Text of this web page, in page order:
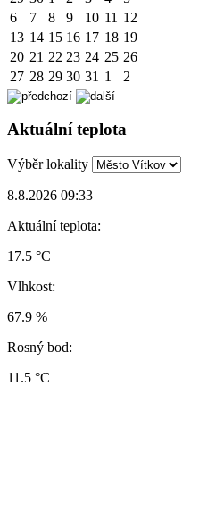
6
7 8 9 10 11 12
13 14 15 16 17 18 19
20 21 22 23 24 25 26
27 28 29 30 31 1 2
Aktuální teplota
Výběr lokality
8.8.2026 09:33
Aktuální teplota:
17.5 °C
Vlhkost:
67.9 %
Rosný bod:
11.5 °C